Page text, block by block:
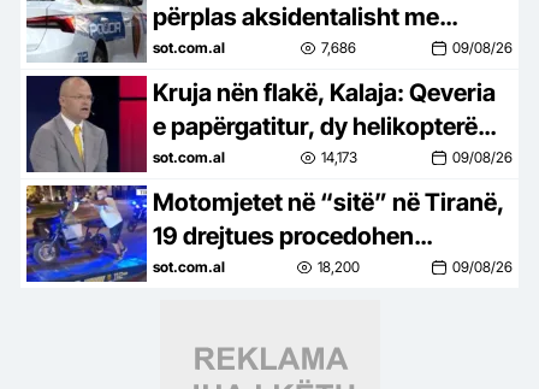
përplas aksidentalisht me
makinë vajzën, ndërron jetë 4-
vjeçarja
sot.com.al 7,686 09/08/26
Kruja nën flakë, Kalaja: Qeveria
e papërgatitur, dy helikopterë
nuk mjaftojnë për shuarjen e
zjarrit
sot.com.al 14,173 09/08/26
Motomjetet në “sitë” në Tiranë,
19 drejtues procedohen
penalisht, sekuestrohen mjetet
sot.com.al 18,200 09/08/26